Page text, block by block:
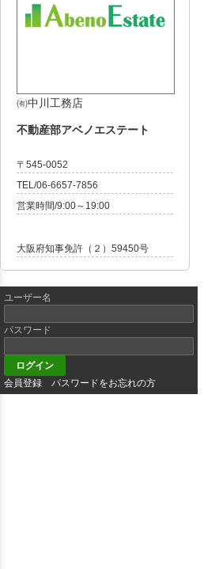
㈲中川工務店
不動産部アベノエステート
〒545-0052
TEL/06-6657-7856
営業時間/9:00～19:00
大阪府知事免許（２）59450号
ユーザー名
パスワード
会員登録 パスワードをお忘れの方